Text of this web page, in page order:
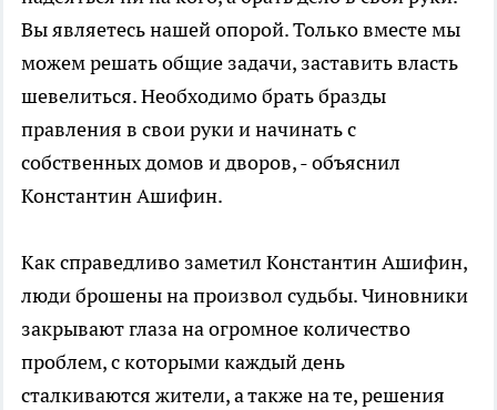
Вы являетесь нашей опорой. Только вместе мы
можем решать общие задачи, заставить власть
шевелиться. Необходимо брать бразды
правления в свои руки и начинать с
собственных домов и дворов, - объяснил
Константин Ашифин.
Как справедливо заметил Константин Ашифин,
люди брошены на произвол судьбы. Чиновники
закрывают глаза на огромное количество
проблем, с которыми каждый день
сталкиваются жители, а также на те, решения